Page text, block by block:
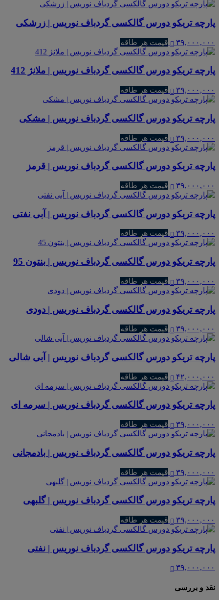
پارچه تریکو دورس گالکسی گردباف نوریس | زرشکی
۳۹,۰۰۰,۰۰۰ قیمت هر طاقه
پارچه تریکو دورس گالکسی گردباف نوریس | ملانژ 412
۳۹,۰۰۰,۰۰۰ قیمت هر طاقه
پارچه تریکو دورس گالکسی گردباف نوریس | مشکی
۳۹,۰۰۰,۰۰۰ قیمت هر طاقه
پارچه تریکو دورس گالکسی گردباف نوریس | قرمز
۳۹,۰۰۰,۰۰۰ قیمت هر طاقه
پارچه تریکو دورس گالکسی گردباف نوریس | آبی نفتی
۳۹,۰۰۰,۰۰۰ قیمت هر طاقه
پارچه تریکو دورس گالکسی گردباف نوریس | بنتون 95
۳۹,۰۰۰,۰۰۰ قیمت هر طاقه
پارچه تریکو دورس گالکسی گردباف نوریس | دودی
۳۹,۰۰۰,۰۰۰ قیمت هر طاقه
پارچه تریکو دورس گالکسی گردباف نوریس | آبی شالی
۴۲,۰۰۰,۰۰۰ قیمت هر طاقه
پارچه تریکو دورس گالکسی گردباف نوریس | سرمه ای
۳۹,۰۰۰,۰۰۰ قیمت هر طاقه
پارچه تریکو دورس گالکسی گردباف نوریس | بادمجانی
۳۹,۰۰۰,۰۰۰ قیمت هر طاقه
پارچه تریکو دورس گالکسی گردباف نوریس | گلبهی
۳۹,۰۰۰,۰۰۰ قیمت هر طاقه
پارچه تریکو دورس گالکسی گردباف نوریس | نفتی
۳۹,۰۰۰,۰۰۰
نقد و بررسی